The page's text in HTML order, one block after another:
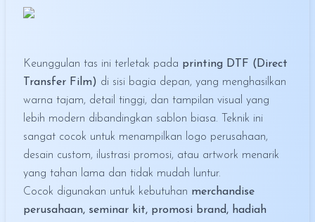
Keunggulan tas ini terletak pada printing DTF (Direct
Transfer Film) di sisi bagia depan, yang menghasilkan
warna tajam, detail tinggi, dan tampilan visual yang
lebih modern dibandingkan sablon biasa. Teknik ini
sangat cocok untuk menampilkan logo perusahaan,
desain custom, ilustrasi promosi, atau artwork menarik
yang tahan lama dan tidak mudah luntur.
Cocok digunakan untuk kebutuhan merchandise
perusahaan, seminar kit, promosi brand, hadiah